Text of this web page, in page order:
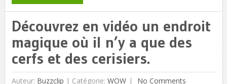
Découvrez en vidéo un endroit
magique où il n’y a que des
cerfs et des cerisiers.
Auteur: Buzzclip | Catégorie: WOW No Comments